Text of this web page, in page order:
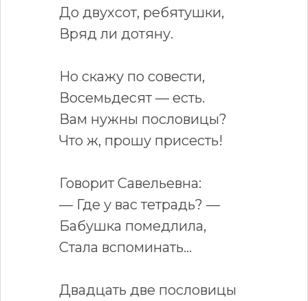
До двухсот, ребятушки,
Вряд ли дотяну.
Но скажу по совести,
Восемьдесят — есть.
Вам нужны пословицы?
Что ж, прошу присесть!
Говорит Савельевна:
— Где у вас тетрадь? —
Бабушка помедлила,
Стала вспоминать...
Двадцать две пословицы